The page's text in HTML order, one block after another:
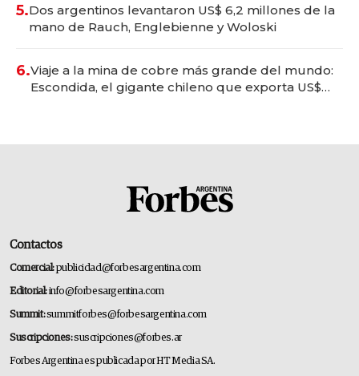
5.Dos argentinos levantaron US$ 6,2 millones de la
mano de Rauch, Englebienne y Woloski
6.Viaje a la mina de cobre más grande del mundo:
Escondida, el gigante chileno que exporta US$
Contactos
Comercial:publicidad@forbesargentina.com
Editorial:info@forbesargentina.com
Summit:summitforbes@forbesargentina.com
Suscripciones:suscripciones@forbes.ar
Forbes Argentina es publicada por HT Media SA.